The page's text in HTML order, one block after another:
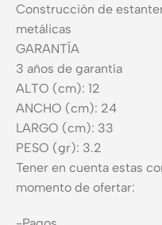
Construcción de
metálicas
GARANTÍA
3 años de garantía
ALTO (cm): 12
ANCHO (cm): 24
LARGO (cm): 33
PESO (gr): 3.2
Tener en cuenta estas
momento de ofertar: